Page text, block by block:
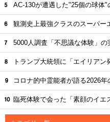
AC-130が遭遇した"25個の球体"
観測史上最強クラスのスーパー
5000人調査「不思議な体験」の
トランプ大統領に「エイリアン
コロナ的中霊能者が語る2026年
臨死体験で会った「素顔のイエ